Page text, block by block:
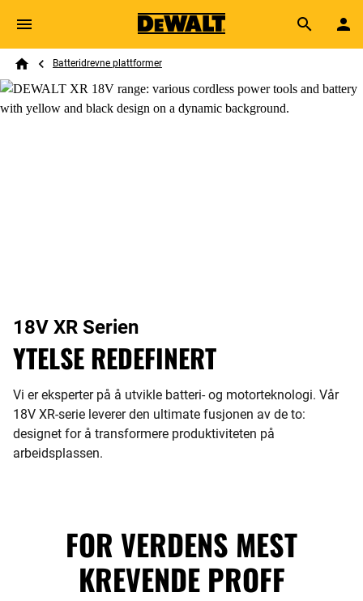
Skip to main content
Search
Breadcrumb
Batteridrevne plattformer
18V XR Serien
YTELSE REDEFINERT
Vi er eksperter på å utvikle batteri- og motorteknologi. Vår
18V XR-serie leverer den ultimate fusjonen av de to:
designet for å transformere produktiviteten på
arbeidsplassen.
FOR VERDENS MEST
KREVENDE PROFF